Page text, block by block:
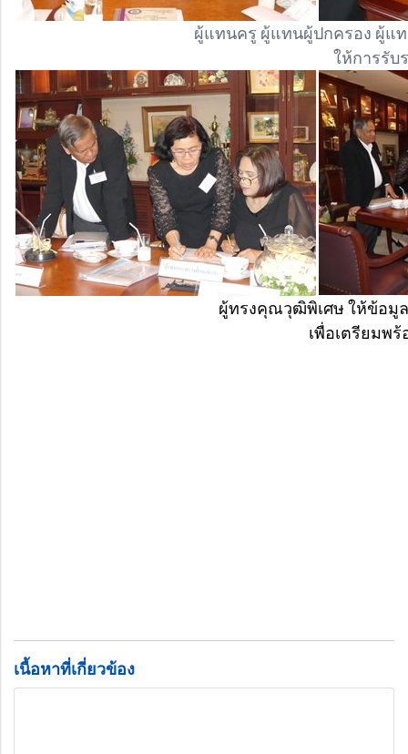
ผู้แทนครู ผู้แทนผู้ปกครอง ผู้แ
ให้การรับ
ผู้ทรงคุณวุฒิพิเศษ ให้ข้อมูล
เพื่อเตรียมพ
เนื้อหาที่เกี่ยวข้อง